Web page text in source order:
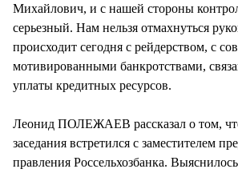
Михайлович, и с нашей стороны
серьезный. Нам нельзя отмахнуться
происходит сегодня с рейдерством, с
мотивированными банкротствами,
уплаты кредитных ресурсов.
Леонид ПОЛЕЖАЕВ рассказал о том,
заседания встретился с заместителем
правления Россельхозбанка.